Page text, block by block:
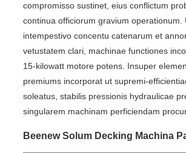
compromisso sustinet, eius conflictum
continua officiorum gravium operationum.
intempestivo concentu catenarum et
vetustatem clari, machinae functiones
15-kilowatt motore potens. Insuper
premiums incorporat ut supremi-
soleatus, stabilis pressionis hydraulicae
singularem machinam perficiendam
Beenew Solum Decking Machina